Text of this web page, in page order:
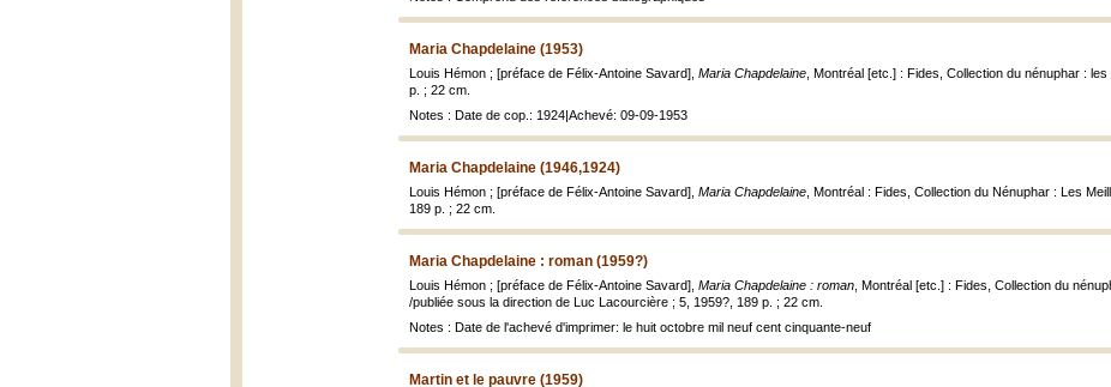
Maria Chapdelaine (1953)
Louis Hémon ; [préface de Félix-Antoine Savard], Maria Chapdelaine , Montréal [etc.] : Fides, Collection du nénuphar :
p. ; 22 cm.
Notes : Date de cop.: 1924|Achevé: 09-09-1953
Maria Chapdelaine (1946,1924)
Louis Hémon ; [préface de Félix-Antoine Savard], Maria Chapdelaine , Montréal : Fides, Collection du Nénuphar : Les
189 p. ; 22 cm.
Maria Chapdelaine : roman (1959?)
Louis Hémon ; [préface de Félix-Antoine Savard], Maria Chapdelaine : roman , Montréal [etc.] : Fides, Collection du
/publiée sous la direction de Luc Lacourcière ; 5, 1959?, 189 p. ; 22 cm.
Notes : Date de l'achevé d'imprimer: le huit octobre mil neuf cent cinquante-neuf
Martin et le pauvre (1959)